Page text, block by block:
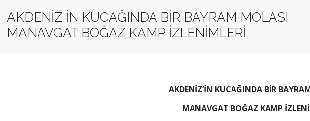
AKDENİZ İN KUCAĞINDA BİR BAYRAM MOLASI
MANAVGAT BOĞAZ KAMP İZLENİMLERİ
AKDENİZ’İN KUCAĞINDA BİR
MANAVGAT BOĞAZ KAMP